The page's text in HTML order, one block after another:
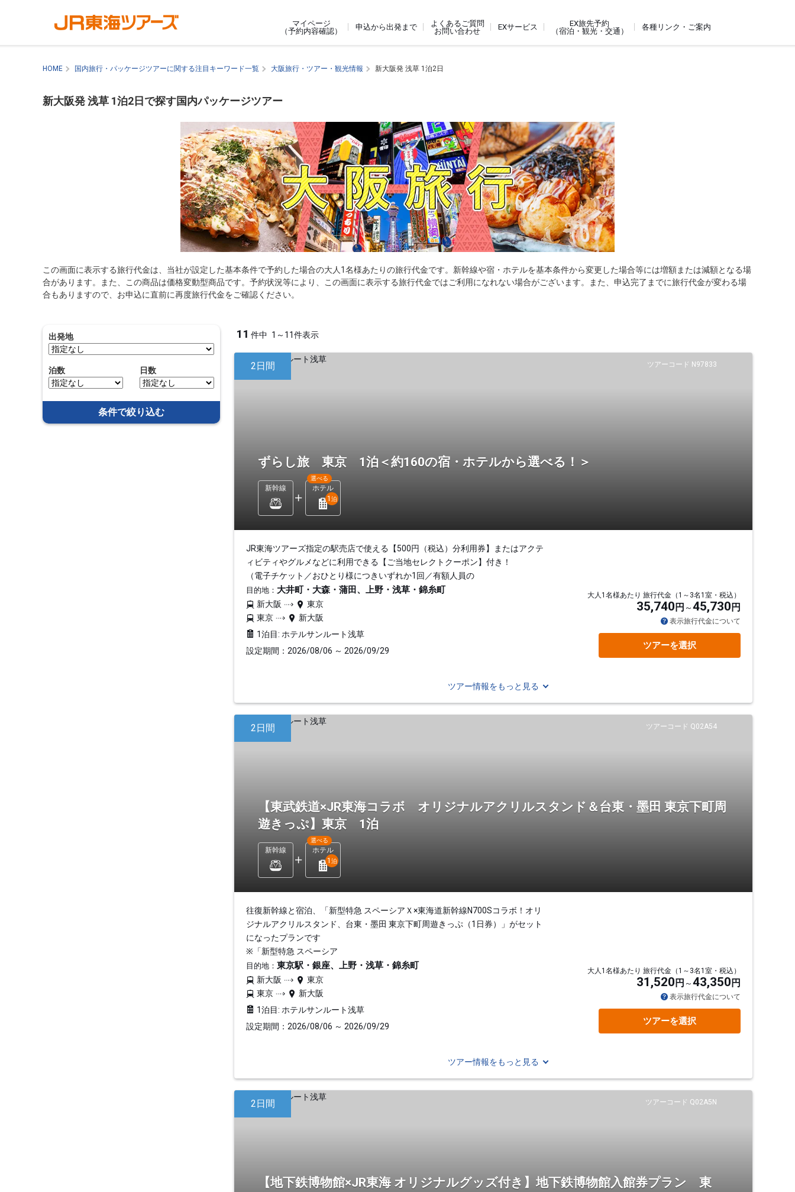
マイページ
（予約内容確認）
申込から出発まで
よくあるご質問
お問い合わせ
EXサービス
EX旅先予約
（宿泊・観光・交通）
各種リンク・ご案内
HOME 国内旅行・パッケージツアーに関する注目キーワード一覧 大阪旅行・ツアー・観光情報 新大阪発 浅草 1泊2日
新大阪発 浅草 1泊2日で探す国内パッケージツアー
この画面に表示する旅行代金は、当社が設定した基本条件で予約した場合の大人1名様あたりの旅行代金です。新幹線や宿・ホテルを基本条件から変更した場合等には増額または減額となる場
合があります。また、この商品は価格変動型商品です。予約状況等により、この画面に表示する旅行代金ではご利用になれない場合がございます。また、申込完了までに旅行代金が変わる場
合もありますので、お申込に直前に再度旅行代金をご確認ください。
出発地
泊数 日数
条件で絞り込む
11 件中 1～11件表示
ツアーコード N97833
2日間
ずらし旅 東京 1泊＜約160の宿・ホテルから選べる！＞
新幹線 ホテル
選べる
1 泊
JR東海ツアーズ指定の駅売店で使える【500円（税込）分利用券】またはアクテ
ィビティやグルメなどに利用できる【ご当地セレクトクーポン】付き！
（電子チケット／おひとり様につきいずれか1回／有額人員の
目的地： 大井町・大森・蒲田、上野・浅草・錦糸町
新大阪
東京
東京
新大阪
1泊目: ホテルサンルート浅草
設定期間：2026/08/06 ～ 2026/09/29
大人1名様あたり 旅行代金（1～3名1室・税込）
35,740 円 45,730 円
表示旅行代金について
ツアーを選択
ツアー情報をもっと見る
ツアーコード Q02A54
2日間
【東武鉄道×JR東海コラボ オリジナルアクリルスタンド＆台東・墨田 東京下町周
遊きっぷ】東京 1泊
新幹線 ホテル
選べる
1 泊
往復新幹線と宿泊、「新型特急 スペーシアＸ×東海道新幹線N700Sコラボ！オリ
ジナルアクリルスタンド、台東・墨田 東京下町周遊きっぷ（1日券）」がセット
になったプランです
※「新型特急 スペーシア
目的地： 東京駅・銀座、上野・浅草・錦糸町
新大阪
東京
東京
新大阪
1泊目: ホテルサンルート浅草
設定期間：2026/08/06 ～ 2026/09/29
大人1名様あたり 旅行代金（1～3名1室・税込）
31,520 円 43,350 円
表示旅行代金について
ツアーを選択
ツアー情報をもっと見る
ツアーコード Q02A5N
2日間
【地下鉄博物館×JR東海 オリジナルグッズ付き】地下鉄博物館入館券プラン 東